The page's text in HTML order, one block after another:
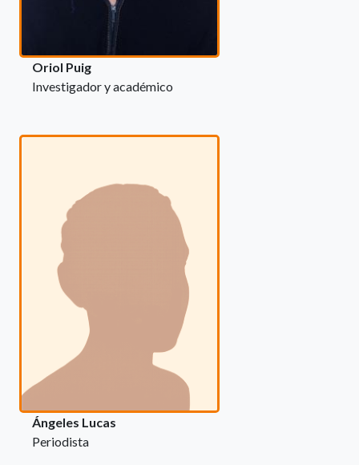
Oriol Puig
Investigador y académico
Ángeles Lucas
Periodista